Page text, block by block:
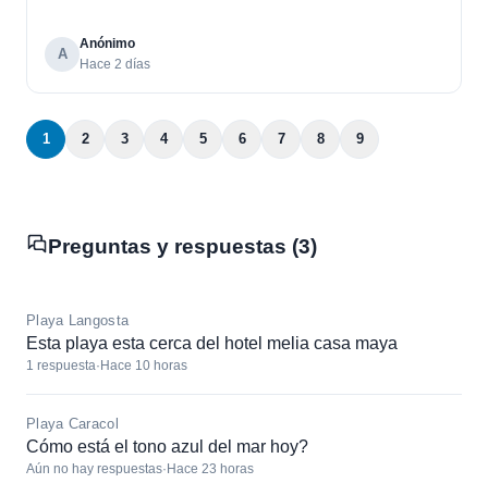
A
Anónimo
Hace 2 días
1 2 3 4 5 6 7 8 9
Preguntas y respuestas (3)
Playa Langosta
Esta playa esta cerca del hotel melia casa maya
1 respuesta·Hace 10 horas
Playa Caracol
Cómo está el tono azul del mar hoy?
Aún no hay respuestas·Hace 23 horas